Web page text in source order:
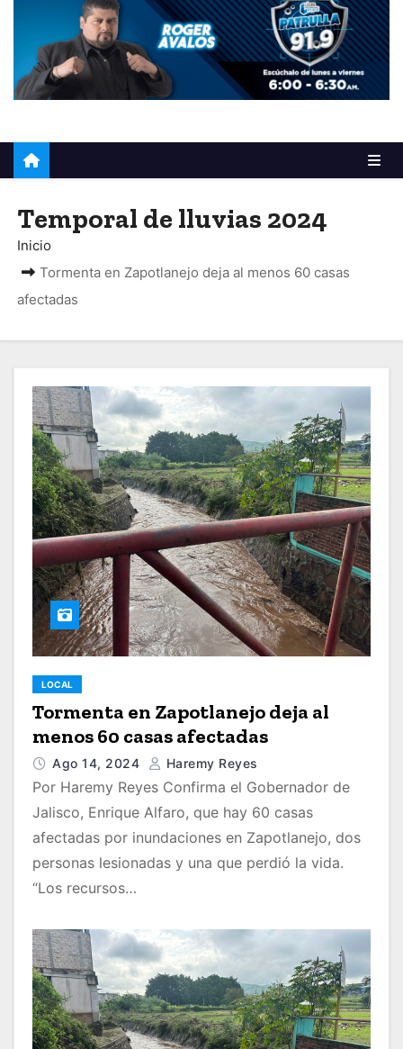
Temporal de lluvias 2024
Inicio
Tormenta en Zapotlanejo deja al menos 60 casas
afectadas
LOCAL
Tormenta en Zapotlanejo deja al
menos 60 casas afectadas
Ago 14, 2024 Haremy Reyes
Por Haremy Reyes Confirma el Gobernador de
Jalisco, Enrique Alfaro, que hay 60 casas
afectadas por inundaciones en Zapotlanejo, dos
personas lesionadas y una que perdió la vida.
“Los recursos…